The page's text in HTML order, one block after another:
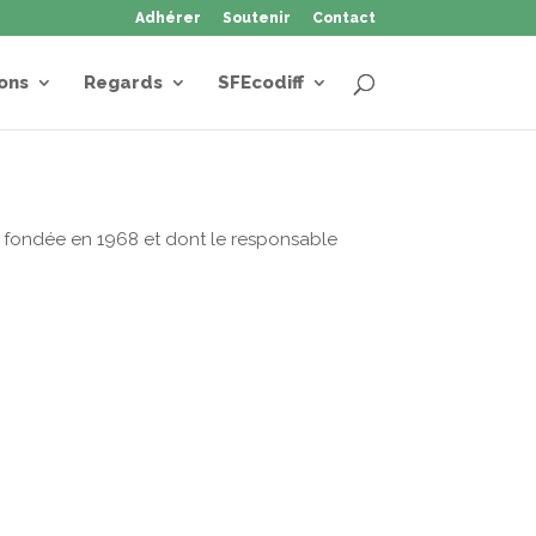
Adhérer Soutenir Contact
Regards SFEcodiff
fondée en 1968 et dont le responsable